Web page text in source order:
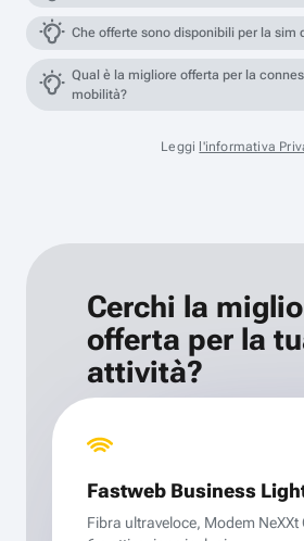
Che offerte sono disponibili per la sim
Qual è la migliore offerta per la
mobilità?
Leggi l'informativa
Cerchi la
offerta per la
attività?
Fastweb Business
Fibra ultraveloce, Modem NeXXt